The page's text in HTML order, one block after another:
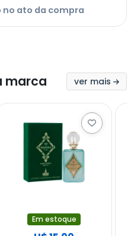
ato da compra
marca ver mais
Em estoque